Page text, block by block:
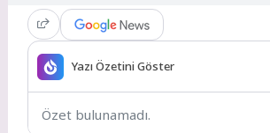
Yazı Özetini Göster
Özet bulunamadı.